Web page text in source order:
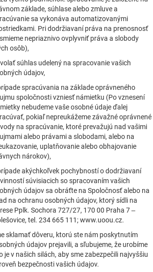
základe, súhlase alebo zmluve a
sa vykonáva automatizovanými
Pri dodržiavaní práva na prenosnosť
nepriaznivo ovplyvniť práva a slobody
osôb),
súhlas udelený na spracovanie vašich
údajov,
spracúvania na základe oprávneného
spoločnosti vzniesť námietku (Po vznesení
nebudeme vaše osobné údaje ďalej
pokiaľ nepreukážeme závažné oprávnené
na spracúvanie, ktoré prevažujú nad vašimi
alebo právami a slobodami, alebo na
uplatňovanie alebo obhajovanie
nárokov),
akýchkoľvek pochybností o dodržiavaní
súvisiacich so spracovaním vašich
údajov sa obráťte na Spoločnosť alebo na
na ochranu osobných údajov, ktorý sídli na
Pplk. Sochora 727/27, 170 00 Praha 7 –
tel. 234 665 111; www.uoou.cz.
sklamať dôveru, ktorú ste nám poskytnutím
údajov prejavili, a sľubujeme, že urobíme
je v našich silách, aby sme zabezpečili najvyššiu
bezpečnosti vašich údajov.